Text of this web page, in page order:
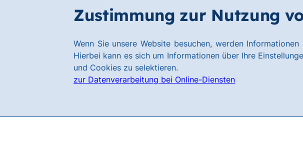
Zustimmung zur Nutzung
Wenn Sie unsere Website besuchen, werden
Hierbei kann es sich um Informationen über Ihre
und Cookies zu selektieren.
zur Datenverarbeitung bei Online-Diensten